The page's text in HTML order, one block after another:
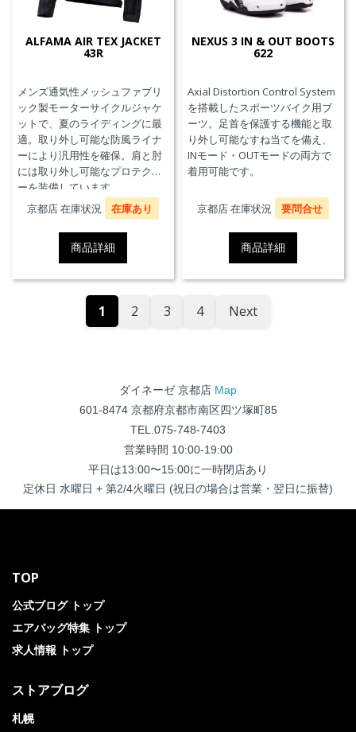
ALFAMA AIR TEX JACKET
43R
メンズ通気性メッシュファブリ
ック製モーターサイクルジャケ
ットで、夏のライディングに最
適。取り外し可能な防風ライナ
ーにより汎用性を確保。肩と肘
には取り外し可能なプロテクタ
ーを装備しています。
京都店 在庫状況
在庫あり
商品詳細
NEXUS 3 IN & OUT BOOTS
622
Axial Distortion Control System
を搭載したスポーツバイク用ブ
ーツ。足首を保護する機能と取
り外し可能なすね当てを備え、
INモード・OUTモードの両方で
着用可能です。
京都店 在庫状況 要問合せ
商品詳細
1 2 3 4 Next
ダイネーゼ 京都店 Map
601-8474 京都府京都市南区四ツ塚町85
TEL.075-748-7403
営業時間 10:00-19:00
平日は13:00〜15:00に一時閉店あり
定休日 水曜日 + 第2/4火曜日 (祝日の場合は営業・翌日に振替)
TOP
公式ブログ トップ
エアバッグ特集 トップ
求人情報 トップ
ストアブログ
札幌